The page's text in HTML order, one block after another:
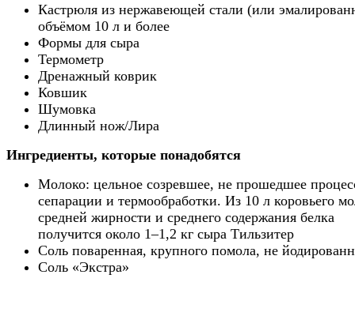
Кастрюля из нержавеющей стали (или
объёмом 10 л и более
Формы для сыра
Термометр
Дренажный коврик
Ковшик
Шумовка
Длинный нож/Лира
Ингредиенты, которые понадобятся
Молоко: цельное созревшее, не прошедшее
сепарации и термообработки. Из 10 л коровьего
средней жирности и среднего содержания белка
получится около 1–1,2 кг сыра Тильзитер
Соль поваренная, крупного помола, не
Соль «Экстра»